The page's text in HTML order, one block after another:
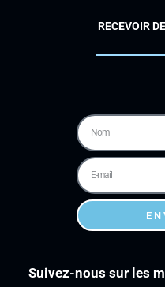
RECEVOIR
Suivez-nous sur les